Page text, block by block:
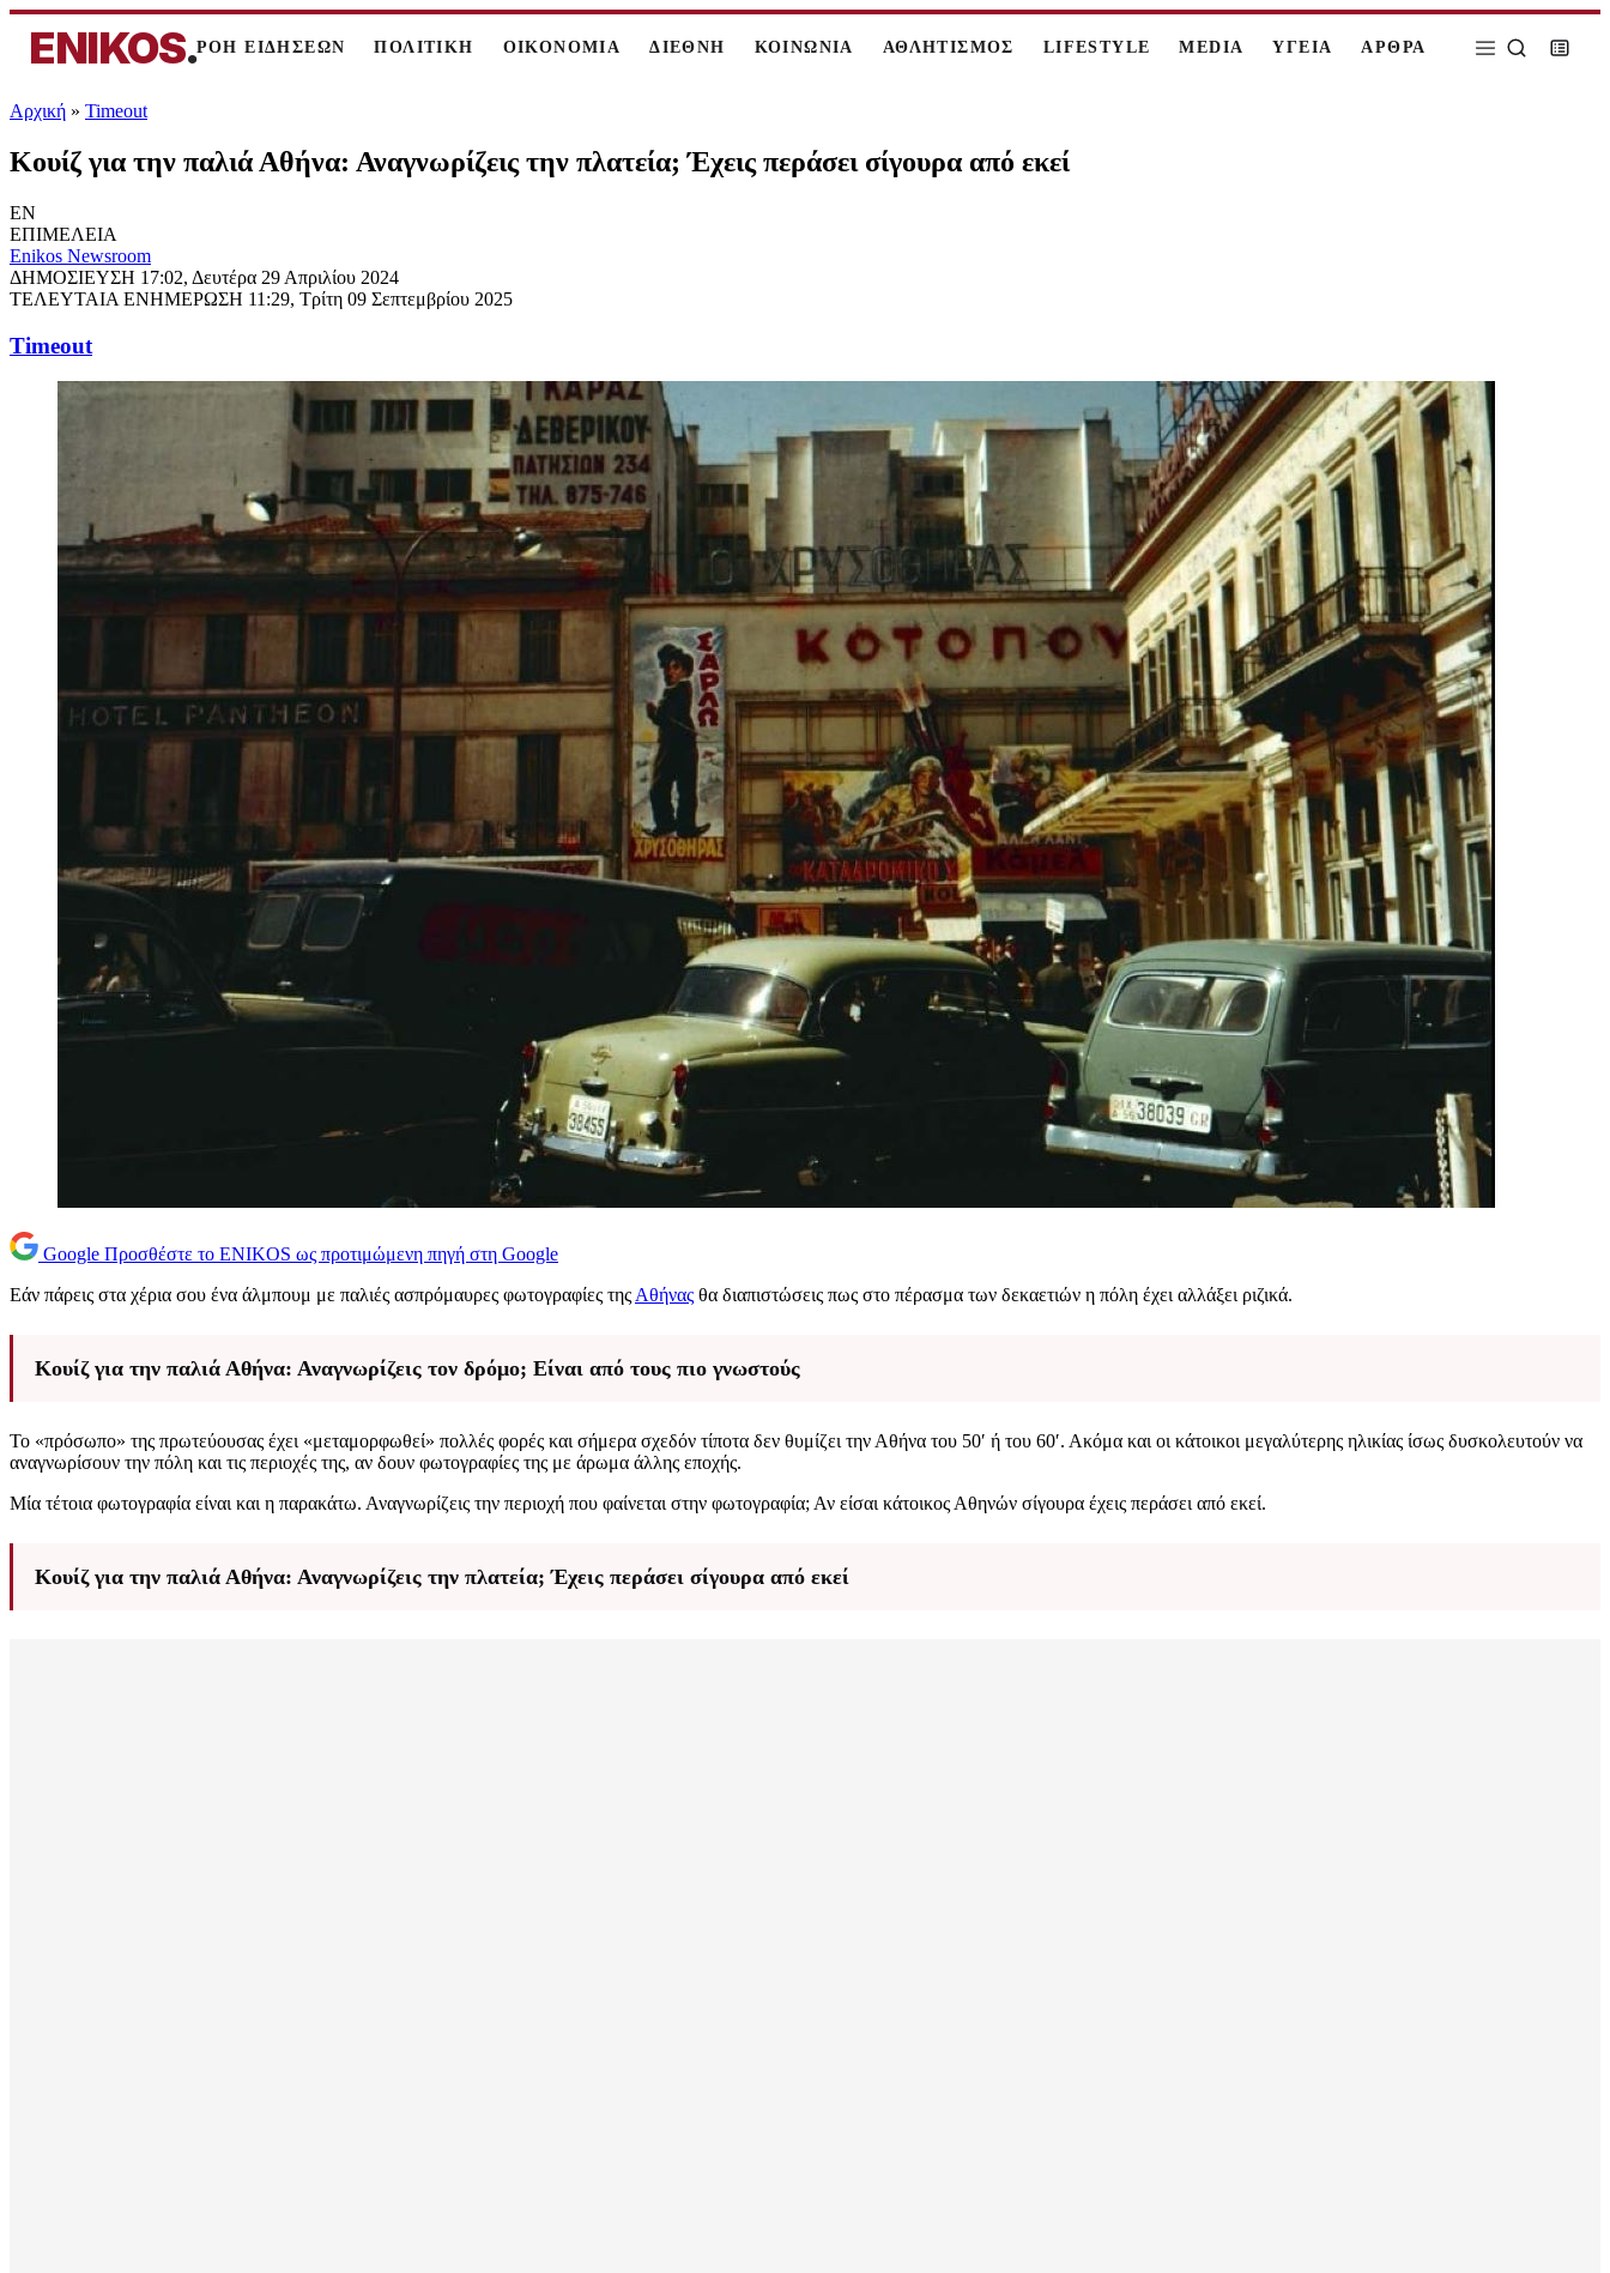
ENIKOS.ΡΟΗ ΕΙΔΗΣΕΩΝ ΠΟΛΙΤΙΚΗ ΟΙΚΟΝΟΜΙΑ ΔΙΕΘΝΗ ΚΟΙΝΩΝΙΑ ΑΘΛΗΤΙΣΜΟΣ LIFESTYLE MEDIA ΥΓΕΙΑ ΑΡΘΡΑ
Αρχική » Timeout
Κουίζ για την παλιά Αθήνα: Αναγνωρίζεις την πλατεία; Έχεις περάσει σίγουρα από εκεί
EN
ΕΠΙΜΕΛΕΙΑ
Enikos Newsroom
ΔΗΜΟΣΙΕΥΣΗ 17:02, Δευτέρα 29 Απριλίου 2024
ΤΕΛΕΥΤΑΙΑ ΕΝΗΜΕΡΩΣΗ 11:29, Τρίτη 09 Σεπτεμβρίου 2025
Timeout
Google Προσθέστε το ENIKOS ως προτιμώμενη πηγή στη Google
Εάν πάρεις στα χέρια σου ένα άλμπουμ με παλιές ασπρόμαυρες φωτογραφίες της Αθήνας θα διαπιστώσεις πως στο πέρασμα των δεκαετιών η πόλη έχει αλλάξει ριζικά.
Κουίζ για την παλιά Αθήνα: Αναγνωρίζεις τον δρόμο; Είναι από τους πιο γνωστούς
Το «πρόσωπο» της πρωτεύουσας έχει «μεταμορφωθεί» πολλές φορές και σήμερα σχεδόν τίποτα δεν θυμίζει την Αθήνα του 50′ ή του 60′. Ακόμα και οι κάτοικοι μεγαλύτερης ηλικίας ίσως δυσκολευτούν να
αναγνωρίσουν την πόλη και τις περιοχές της, αν δουν φωτογραφίες της με άρωμα άλλης εποχής.
Μία τέτοια φωτογραφία είναι και η παρακάτω. Αναγνωρίζεις την περιοχή που φαίνεται στην φωτογραφία; Αν είσαι κάτοικος Αθηνών σίγουρα έχεις περάσει από εκεί.
Κουίζ για την παλιά Αθήνα: Αναγνωρίζεις την πλατεία; Έχεις περάσει σίγουρα από εκεί